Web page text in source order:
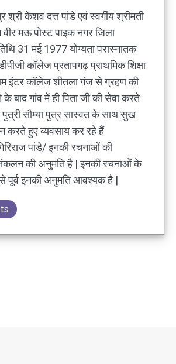
श्री केशव दत्त पांडे एवं स्वर्गीय श्रीमती
वीर मऊ पोस्ट पाइक नगर जिला
31 मई 1977 योग्यता परास्नातक
कॉलेज प्रतापगढ़ प्राथमिक शिक्षा
इंटर कॉलेज शीतला गंज से ग्रहण की
बाद गांव में ही पिता जी की सेवा करते
पुत्री सौम्या पुत्र सास्वत के साथ सुख
करते हुए व्यवसाय कर रहे हैं
पांडे/ इनकी रचनाओं की
संकलन की अनुमति है | इनकी रचनाओं के
पूर्व इनकी अनुमति आवश्यक है |